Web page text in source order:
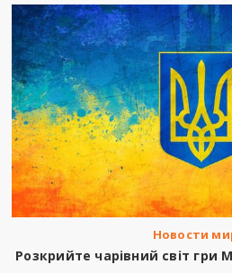
Новости
Розкрийте чарівний світ гри